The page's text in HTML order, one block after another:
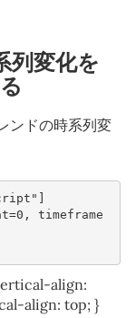
列変化を
ンドの時系列変
]
=0 ,
timeframe
align:
align: top; }